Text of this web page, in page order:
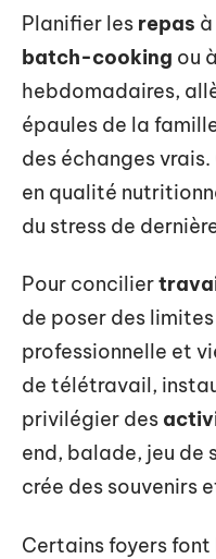
Planifier les repas
batch-cooking ou
hebdomadaires,
épaules de la
des échanges
en qualité
du stress de
Pour concilier
de poser des
professionnelle et
de télétravail,
privilégier des
end, balade, jeu de
crée des souvenirs
Certains foyers